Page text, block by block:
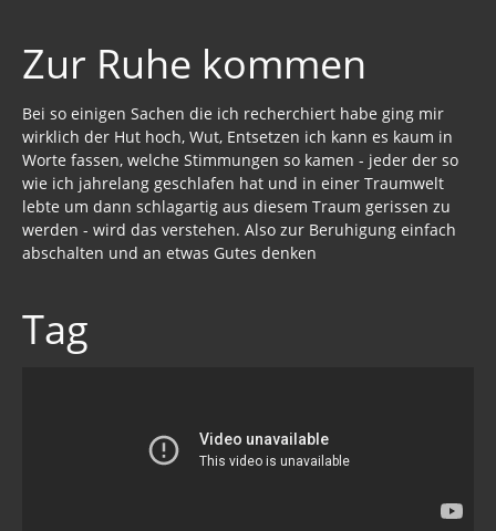
Mark Passio
Außerirdische?
Vergangenheit
Zeitgeschichte
Neues Bewußtsein
Rom und Jerusalem
Geschichte 2020
Zur Ruhe kommen
Bei so einigen Sachen die ich recherchiert habe ging mir
wirklich der Hut hoch, Wut, Entsetzen ich kann es kaum in
Worte fassen, welche Stimmungen so kamen - jeder der so
wie ich jahrelang geschlafen hat und in einer Traumwelt
lebte um dann schlagartig aus diesem Traum gerissen zu
werden - wird das verstehen. Also zur Beruhigung einfach
abschalten und an etwas Gutes denken
Tag